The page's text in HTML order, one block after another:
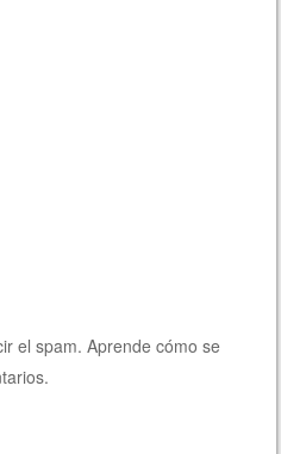
el spam.Aprende cómo se